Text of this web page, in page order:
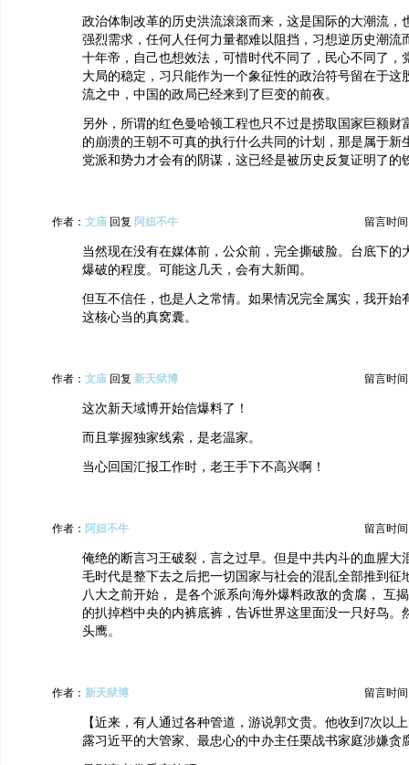
政治体制改革的历史洪流滚滚而来，这是国际的大潮流，
强烈需求，任何人任何力量都难以阻挡，习想逆历史潮流
十年帝，自己也想效法，可惜时代不同了，民心不同了，
大局的稳定，习只能作为一个象征性的政治符号留在于这
流之中，中国的政局已经来到了巨变的前夜。
另外，所谓的红色曼哈顿工程也只不过是捞取国家巨额财
的崩溃的王朝不可真的执行什么共同的计划，那是属于新
党派和势力才会有的阴谋，这已经是被历史反复证明了的
作者： 文庙 回复 阿妞不牛 留言时间
当然现在没有在媒体前，公众前，完全撕破脸。台底下的
爆破的程度。可能这几天，会有大新闻。
但互不信任，也是人之常情。如果情况完全属实，我开始
这核心当的真窝囊。
作者： 文庙 回复 新天狱博 留言时间
这次新天域博开始信爆料了！
而且掌握独家线索，是老温家。
当心回国汇报工作时，老王手下不高兴啊！
作者： 阿妞不牛 留言时间
俺绝的断言习王破裂，言之过早。但是中共内斗的血腥大
毛时代是整下去之后把一切国家与社会的混乱全部推到征
八大之前开始， 是各个派系向海外爆料政敌的贪腐， 互
的扒掉档中央的内裤底裤，告诉世界这里面没一只好鸟。
头鹰。
作者： 新天狱博 留言时间
【近来，有人通过各种管道，游说郭文贵。他收到7次以
露习近平的大管家、最忠心的中办主任栗战书家庭涉嫌贪